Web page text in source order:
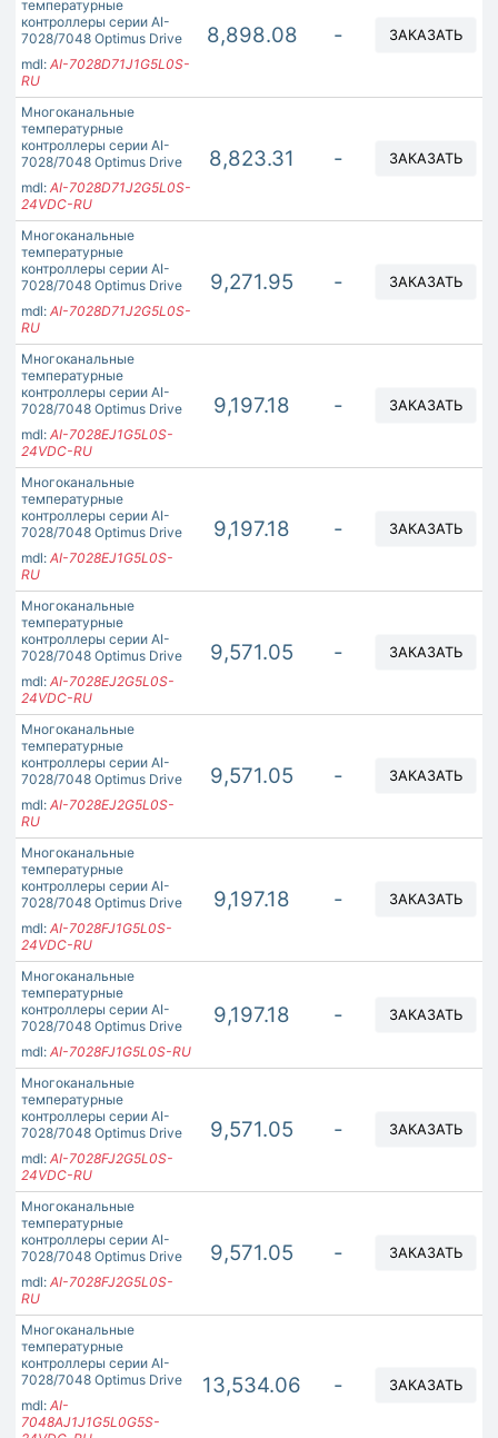
температурные
контроллеры серии AI-
7028/7048 Optimus Drive
mdl: AI-7028D71J1G5L0S-
RU
8,898.08 - ЗАКАЗАТЬ
Многоканальные
температурные
контроллеры серии AI-
7028/7048 Optimus Drive
mdl: AI-7028D71J2G5L0S-
24VDC-RU
8,823.31 - ЗАКАЗАТЬ
Многоканальные
температурные
контроллеры серии AI-
7028/7048 Optimus Drive
mdl: AI-7028D71J2G5L0S-
RU
9,271.95 - ЗАКАЗАТЬ
Многоканальные
температурные
контроллеры серии AI-
7028/7048 Optimus Drive
mdl: AI-7028EJ1G5L0S-
24VDC-RU
9,197.18 - ЗАКАЗАТЬ
Многоканальные
температурные
контроллеры серии AI-
7028/7048 Optimus Drive
mdl: AI-7028EJ1G5L0S-
RU
9,197.18 - ЗАКАЗАТЬ
Многоканальные
температурные
контроллеры серии AI-
7028/7048 Optimus Drive
mdl: AI-7028EJ2G5L0S-
24VDC-RU
9,571.05 - ЗАКАЗАТЬ
Многоканальные
температурные
контроллеры серии AI-
7028/7048 Optimus Drive
mdl: AI-7028EJ2G5L0S-
RU
9,571.05 - ЗАКАЗАТЬ
Многоканальные
температурные
контроллеры серии AI-
7028/7048 Optimus Drive
mdl: AI-7028FJ1G5L0S-
24VDC-RU
9,197.18 - ЗАКАЗАТЬ
Многоканальные
температурные
контроллеры серии AI-
7028/7048 Optimus Drive
mdl: AI-7028FJ1G5L0S-RU
9,197.18 - ЗАКАЗАТЬ
Многоканальные
температурные
контроллеры серии AI-
7028/7048 Optimus Drive
mdl: AI-7028FJ2G5L0S-
24VDC-RU
9,571.05 - ЗАКАЗАТЬ
Многоканальные
температурные
контроллеры серии AI-
7028/7048 Optimus Drive
mdl: AI-7028FJ2G5L0S-
RU
9,571.05 - ЗАКАЗАТЬ
Многоканальные
температурные
контроллеры серии AI-
7028/7048 Optimus Drive
mdl: AI-
7048AJ1J1G5L0G5S-
13,534.06 - ЗАКАЗАТЬ